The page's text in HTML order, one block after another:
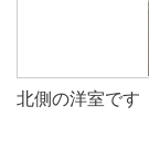
北側の洋室です